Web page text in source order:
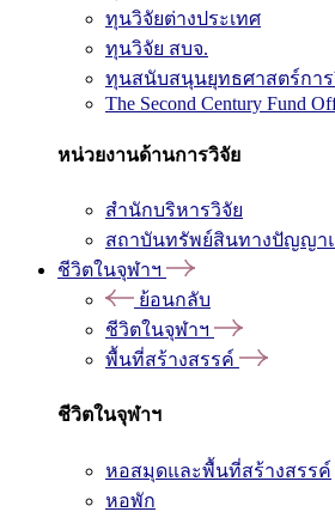
ทุนวิจัยต่างประเทศ
ทุนวิจัย สบจ.
ทุนสนับสนุนยุทธศาสตร์การ
The Second Century Fund
หน่วยงานด้านการวิจัย
สำนักบริหารวิจัย
สถาบันทรัพย์สินทางปัญญา
ชีวิตในจุฬาฯ
ย้อนกลับ
ชีวิตในจุฬาฯ
พื้นที่สร้างสรรค์
ชีวิตในจุฬาฯ
หอสมุดและพื้นที่สร้างสรรค์
หอพัก